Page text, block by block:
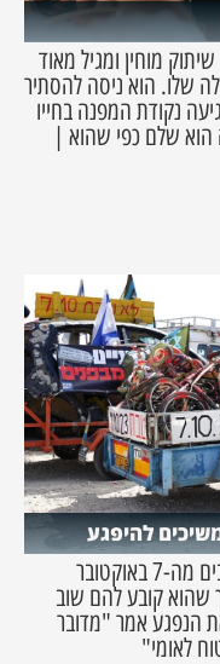
עם שיתוק מוחין ומגיל מאוד
שלו. הוא ניסה להסתיר
נקודת המפנה בחייו
שלם כפי שהוא |
המוסד לביטוח לאומי כופה על נפגעים רבים מה-7 באוקטובר
שהוא קובע להם שוב
את הנפגע אמר "מדובר
לאומי"